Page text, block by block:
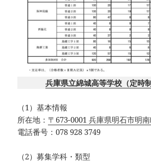
兵庫県立綿城高等学校（定時
（1）基本情報
所在地： 〒673-0001 兵庫県明石市明
電話番号：078 928 3749
（2）募集学科・類型